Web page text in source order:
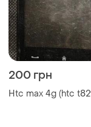
200 грн
Htc max 4g (htc